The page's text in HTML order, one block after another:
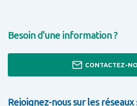
Besoin d'une information ?
CONTACTEZ-
Rejoignez-nous sur les réseaux